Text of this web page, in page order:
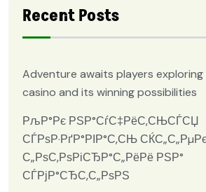
Recent Posts
Adventure awaits players
casino and its winning possibilities
РљР°Рє РЅР°СѓС‡РёС‚СЊСЃСЏ
СЃРѕР·РґР°РІР°С‚СЊ
С„РѕС‚РѕРіСЂР°С„РёРё РЅР°
СЃРјР°СЂС‚С„РѕРЅ